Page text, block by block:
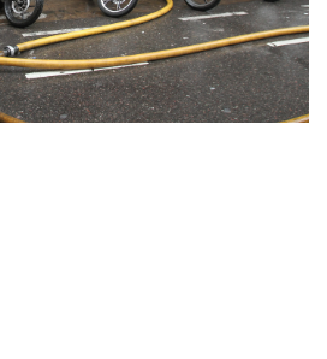
pizzería del
Las Cuartetas